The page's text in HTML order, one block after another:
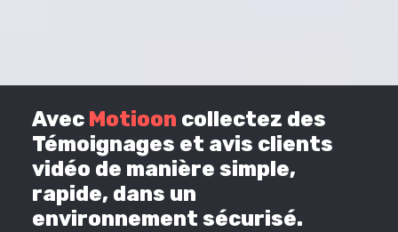
Avec Motioon collectez des
Témoignages et avis clients
vidéo de manière simple,
rapide, dans un
environnement sécurisé.